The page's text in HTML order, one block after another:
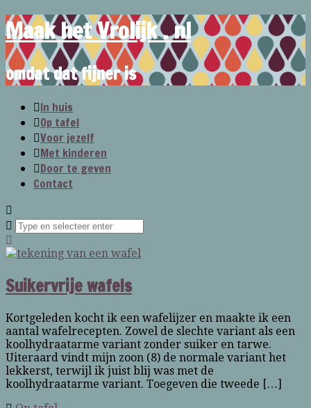
Maak het Vrolijk . nl
omdat dat fijner is
In huis
Op tafel
Voor jezelf
Met kinderen
Door te geven
Contact
Suikervrije wafels
Kortgeleden kocht ik een wafelijzer en maakte ik een
aantal wafelrecepten. Zowel de slechte variant als een
koolhydraatarme variant zonder suiker en tarwe.
Uiteraard vindt mijn zoon (8) de normale variant het
lekkerst, terwijl ik juist blij was met de
koolhydraatarme variant. Toegeven die tweede […]